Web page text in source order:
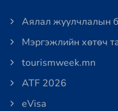
Аялал жуулчлалын
Мэргэжлийн хөтөч
tourismweek.mn
ATF 2026
eVisa